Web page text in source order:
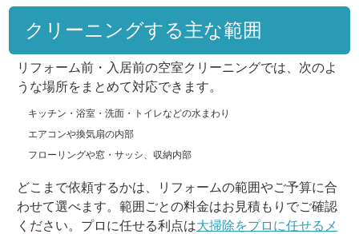
クリーニングする主な範囲
リフォーム前・入居前の空室クリーニングでは、次のよ
うな場所をまとめて対応できます。
キッチン・浴室・洗面・トイレなどの水まわり
エアコンや換気扇の内部
フローリングや窓・サッシ、収納内部
どこまで依頼するかは、リフォームの範囲やご予算に合
わせて選べます。範囲ごとの料金はお見積もりでご確認
ください。プロに任せる利点は大掃除をプロに任せるメ